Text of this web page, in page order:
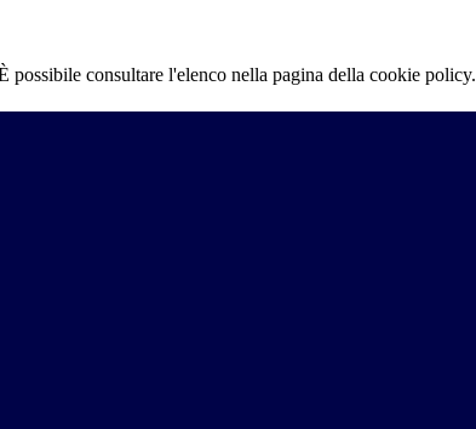
possibile consultare l'elenco nella pagina della cookie policy.